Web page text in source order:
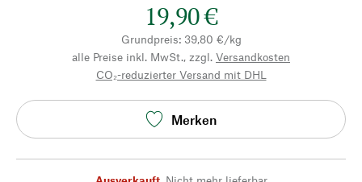
19,90 €
Grundpreis: 39,80 €/kg
alle Preise inkl. MwSt., zzgl. Versandkosten
CO₂-reduzierter Versand mit DHL
Merken